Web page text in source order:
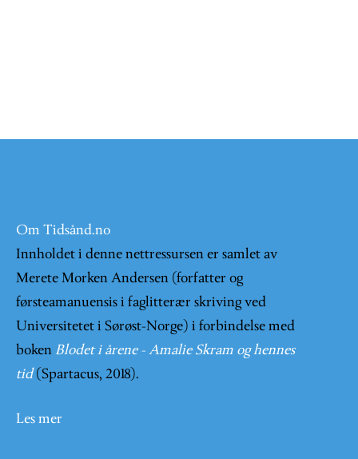
Om Tidsånd.no
Innholdet i denne nettressursen er samlet av
Merete Morken Andersen (forfatter og
førsteamanuensis i faglitterær skriving ved
Universitetet i Sørøst-Norge) i forbindelse med
boken Blodet i årene - Amalie Skram og hennes
tid (Spartacus, 2018).
Les mer